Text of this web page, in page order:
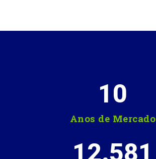
Anos de Mercado
10
12.581